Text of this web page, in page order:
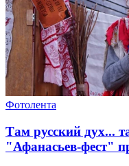
Фотолента
Там русский дух...
"Афанасьев-фест"